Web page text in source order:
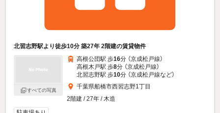
北習志野駅より徒歩10分 築27年 2階建の賃貸物件
すべての写真
高根公団駅 歩16分 （京成松戸線）
高根木戸駅 歩8分 （京成松戸線）
北習志野駅 歩10分 （京成松戸線など）
千葉県船橋市西習志野1丁目
2階建 / 27年 / 木造